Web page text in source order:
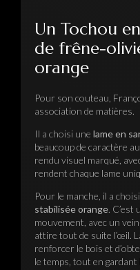
Un Tochou
de frêne-
orange
Pour son couteau,
association de matières.
Il a choisi une lame en
beaucoup de caractère
rendu visuel marqué,
rendent chaque lame
Pour le manche, il a
stabilisée orange. C’est
mouvement, avec un
attire tout de suite l’œil.
renforcer le bois et
le temps, tout en gardant